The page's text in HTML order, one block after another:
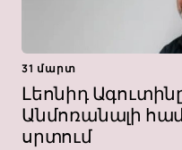
31 մարտ
Լեոնիդ
Անմոռանալի
սրտում